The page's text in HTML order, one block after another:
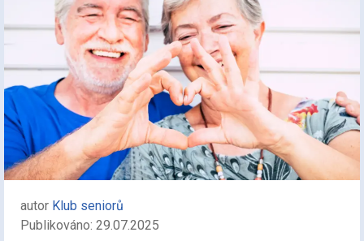
autor Klub seniorů
Publikováno: 29.07.2025